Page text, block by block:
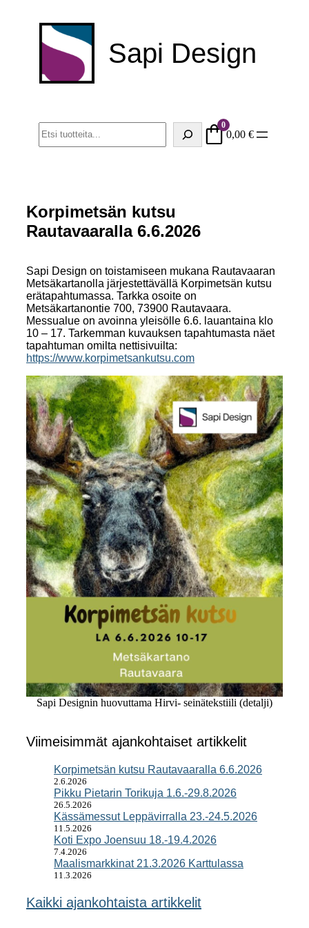
Sapi Design
0
0,00€
Korpimetsän kutsu
Rautavaaralla 6.6.2026
Sapi Design on toistamiseen mukana Rautavaaran
Metsäkartanolla järjestettävällä Korpimetsän kutsu
erätapahtumassa. Tarkka osoite on
Metsäkartanontie 700, 73900 Rautavaara.
Messualue on avoinna yleisölle 6.6. lauantaina klo
10 – 17. Tarkemman kuvauksen tapahtumasta näet
tapahtuman omilta nettisivuilta:
https://www.korpimetsankutsu.com
Sapi Designin huovuttama Hirvi- seinätekstiili (detalji)
Viimeisimmät ajankohtaiset artikkelit
Korpimetsän kutsu Rautavaaralla 6.6.2026
2.6.2026
Pikku Pietarin Torikuja 1.6.-29.8.2026
26.5.2026
Kässämessut Leppävirralla 23.-24.5.2026
11.5.2026
Koti Expo Joensuu 18.-19.4.2026
7.4.2026
Maalismarkkinat 21.3.2026 Karttulassa
11.3.2026
Kaikki ajankohtaista artikkelit